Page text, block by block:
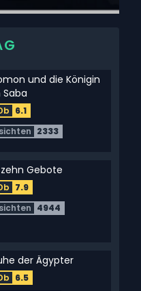
und die Königin
6.1
2333
Gebote
7.9
4944
der Ägypter
6.5